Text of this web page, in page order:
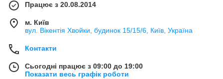
Працює з 20.08.2014
м. Київ
вул. Вікентія Хвойки, будинок 15/15/6, Київ, Україна
Контакти
Сьогодні працює з 09:00 до 19:00
Показати весь графік роботи